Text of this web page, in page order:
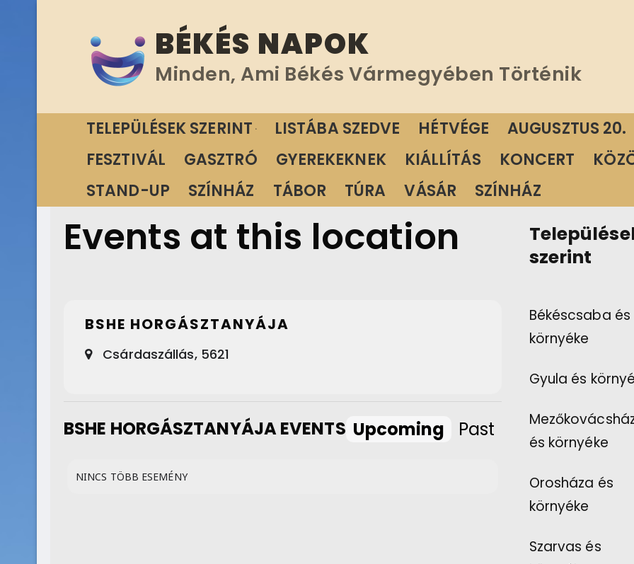
tartalomra
BÉKÉS NAPOK
Minden, Ami Békés Vármegyében Történik
TELEPÜLÉSEK SZERINT LISTÁBA SZEDVE HÉTVÉGE
AUGUSZTUS 20.
FESZTIVÁL
GASZTRÓ GYEREKEKNEK KIÁLLÍTÁS KONCERT
STAND-UP
SZÍNHÁZ TÁBOR TÚRA VÁSÁR SZÍNHÁZ
Events at this location
BSHE HORGÁSZTANYÁJA
Csárdaszállás, 5621
BSHE HORGÁSZTANYÁJA EVENTS Upcoming Past
NINCS TÖBB ESEMÉNY
szerint
Békéscsaba és
környéke
Gyula és
és környéke
Orosháza és
környéke
Szarvas és